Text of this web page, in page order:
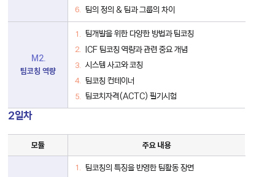
팀의 정의 & 팀과 그룹의 차이
M2.
팀코칭 역량
팀개발을 위한 다양한 방법과 팀코칭
ICF 팀코칭 역량과 관련 중요 개념
시스템 사고와 코칭
팀코칭 컨테이너
팀코치자격(ACTC) 필기시험
2일차
팀
칭
모듈 주요 내용
팀코칭의 특징을 반영한 팀활동 장면